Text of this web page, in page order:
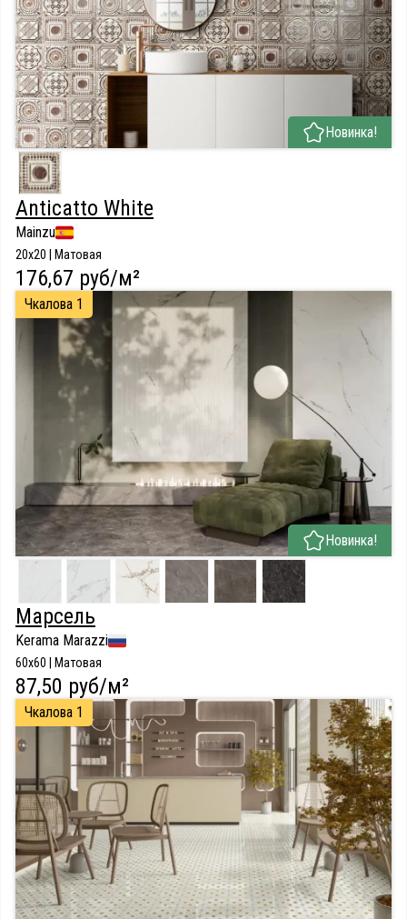
Новинка!
Anticatto White
Mainzu
20x20 | Матовая
176,67 руб/м²
Чкалова 1
Новинка!
Марсель
Kerama Marazzi
60x60 | Матовая
87,50 руб/м²
Чкалова 1